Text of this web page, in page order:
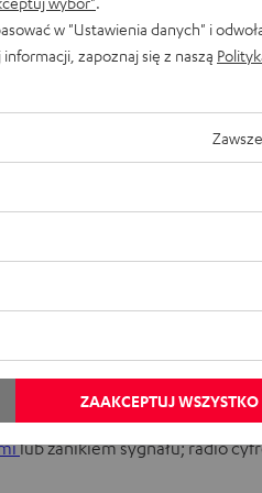
z powodu DAB+. W
już w przypadku niektórych
Ten kraj postanowił do tego
i nadawane za
lub zanikiem sygnału; radio
w "Ustawienia danych" i
zapoznaj się z naszą
ZAAKCEPTUJ WSZYSTKO